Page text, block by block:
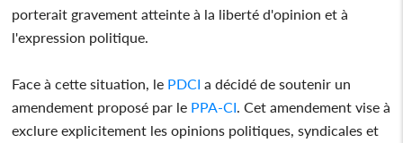
porterait gravement atteinte à la liberté d'opinion et à
l'expression politique.
Face à cette situation, le PDCI a décidé de soutenir un
amendement proposé par le PPA-CI . Cet amendement vise à
exclure explicitement les opinions politiques, syndicales et